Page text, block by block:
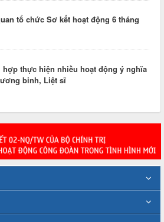
tổ chức Sơ kết hoạt động 6 tháng
thực hiện nhiều hoạt động ý nghĩa
binh, Liệt sĩ